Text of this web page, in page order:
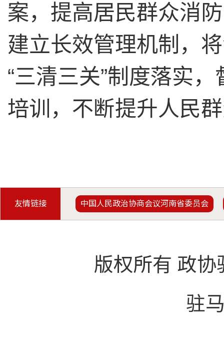
案，提高居民群众消
建立长效管理机制，
“三清三关”制度落实
培训，不断提升人民
友情链接 中国人民政治协商会议河南省委员会
版权所有 政协
驻